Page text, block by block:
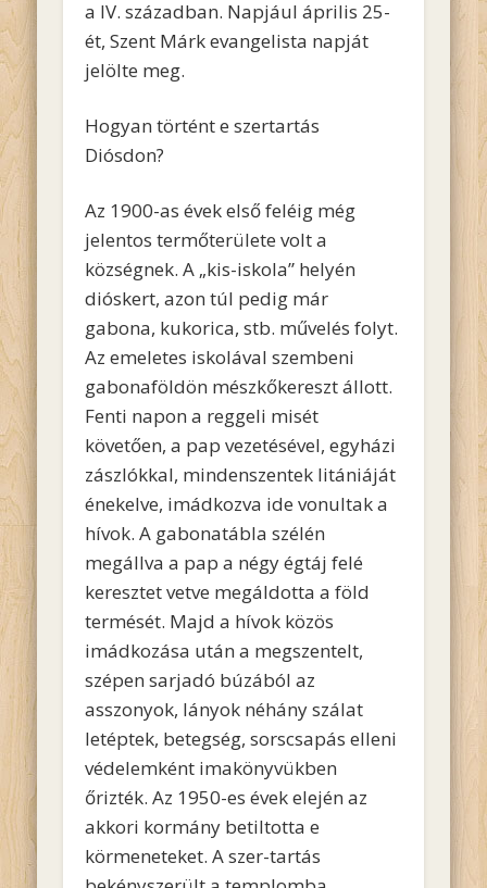
a IV. században. Napjául április 25-
ét, Szent Márk evangelista napját
jelölte meg.
Hogyan történt e szertartás
Diósdon?
Az 1900-as évek első feléig még
jelentos termőterülete volt a
községnek. A „kis-iskola” helyén
dióskert, azon túl pedig már
gabona, kukorica, stb. művelés folyt.
Az emeletes iskolával szembeni
gabonaföldön mészkőkereszt állott.
Fenti napon a reggeli misét
követően, a pap vezetésével, egyházi
zászlókkal, mindenszentek litániáját
énekelve, imádkozva ide vonultak a
hívok. A gabonatábla szélén
megállva a pap a négy égtáj felé
keresztet vetve megáldotta a föld
termését. Majd a hívok közös
imádkozása után a megszentelt,
szépen sarjadó búzából az
asszonyok, lányok néhány szálat
letéptek, betegség, sorscsapás elleni
védelemként imakönyvükben
őrizték. Az 1950-es évek elején az
akkori kormány betiltotta e
körmeneteket. A szer-tartás